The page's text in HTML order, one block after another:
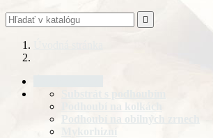

Podhoubí na kolkách
Podhoubí na obilných zrnech
Mykorhizní